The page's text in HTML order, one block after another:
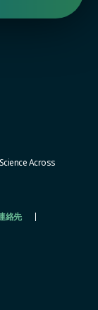
Across
絡先